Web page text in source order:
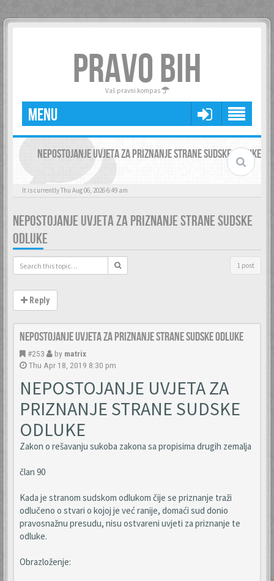
PRAVO BIH
Vaš pravni kompas
MENU
NEPOSTOJANJE UVJETA ZA PRIZNANJE STRANE SUDSKE ODLUKE
It is currently Thu Aug 06, 2026 6:49 am
NEPOSTOJANJE UVJETA ZA PRIZNANJE STRANE SUDSKE
ODLUKE
1 post
Reply
Nepostojanje uvjeta za priznanje strane sudske odluke
#253 by matrix
Thu Apr 18, 2019 8:30 pm
NEPOSTOJANJE UVJETA ZA
PRIZNANJE STRANE SUDSKE
ODLUKE
Zakon o rešavanju sukoba zakona sa propisima drugih zemalja
član 90
Kada je stranom sudskom odlukom čije se priznanje traži
odlučeno o stvari o kojoj je već ranije, domaći sud donio
pravosnažnu presudu, nisu ostvareni uvjeti za priznanje te
odluke.
Obrazloženje: